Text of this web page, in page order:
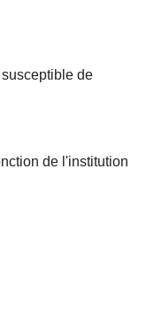
de
de l'institution